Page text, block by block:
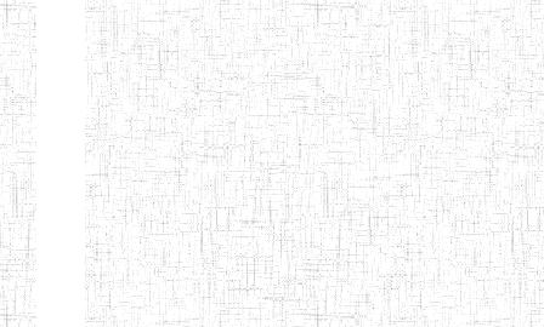
Afficher Page 7 sur 13 Total: 307
Début Préc. 2 3 4 5 6
7
Suivant
Fin
MOKOLO